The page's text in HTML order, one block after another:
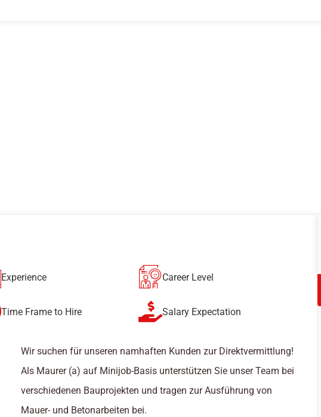
Experience Career Level
Time Frame to Hire Salary Expectation
Wir suchen für unseren namhaften Kunden zur Direktvermittlung!
Als Maurer (a) auf Minijob-Basis unterstützen Sie unser Team bei
verschiedenen Bauprojekten und tragen zur Ausführung von
Mauer- und Betonarbeiten bei.